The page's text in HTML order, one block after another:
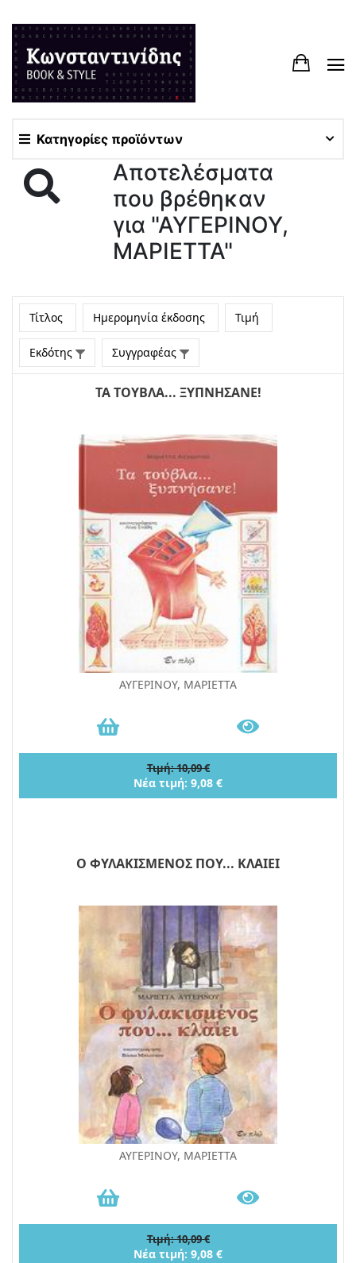
Κατηγορίες προϊόντων
Αποτελέσματα
που βρέθηκαν
για "ΑΥΓΕΡΙΝΟΥ,
ΜΑΡΙΕΤΤΑ"
Τίτλος Ημερομηνία έκδοσης Τιμή
Εκδότης Συγγραφέας
ΤΑ ΤΟΥΒΛΑ... ΞΥΠΝΗΣΑΝΕ!
ΑΥΓΕΡΙΝΟΥ, ΜΑΡΙΕΤΤΑ
Τιμή: 10,09 €
Νέα τιμή: 9,08 €
Ο ΦΥΛΑΚΙΣΜΕΝΟΣ ΠΟΥ... ΚΛΑΙΕΙ
ΑΥΓΕΡΙΝΟΥ, ΜΑΡΙΕΤΤΑ
Τιμή: 10,09 €
Νέα τιμή: 9,08 €